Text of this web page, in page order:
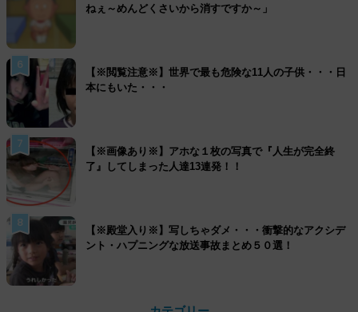
ねぇ～めんどくさいから消すですか～」
6
【※閲覧注意※】世界で最も危険な11人の子供・・・日
本にもいた・・・
7
【※画像あり※】アホな１枚の写真で『人生が完全終
了』してしまった人達13連発！！
8
【※殿堂入り※】写しちゃダメ・・・衝撃的なアクシデ
ント・ハプニングな放送事故まとめ５０選！